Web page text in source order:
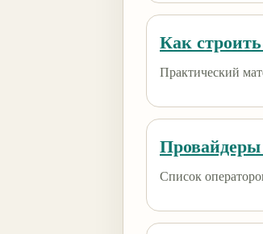
Как
Практический
Список